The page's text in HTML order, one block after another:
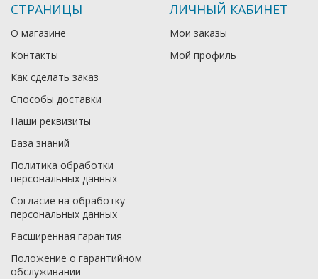
СТРАНИЦЫ
О магазине
Контакты
Как сделать заказ
Способы доставки
Наши реквизиты
База знаний
Политика обработки
персональных данных
Согласие на обработку
персональных данных
Расширенная гарантия
Положение о гарантийном
обслуживании
ЛИЧНЫЙ КАБИНЕТ
Мои заказы
Мой профиль